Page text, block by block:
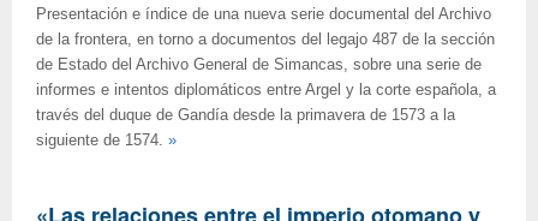
Presentación e índice de una nueva serie documental del Archivo
de la frontera, en torno a documentos del legajo 487 de la sección
de Estado del Archivo General de Simancas, sobre una serie de
informes e intentos diplomáticos entre Argel y la corte española, a
través del duque de Gandía desde la primavera de 1573 a la
siguiente de 1574. »